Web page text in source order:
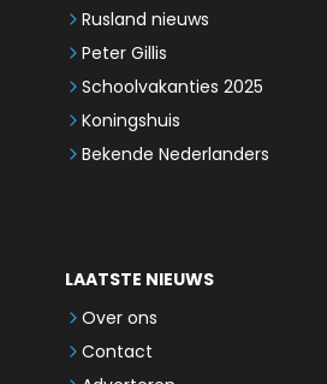
Rusland nieuws
Peter Gillis
Schoolvakanties 2025
Koningshuis
Bekende Nederlanders
LAATSTE NIEUWS
Over ons
Contact